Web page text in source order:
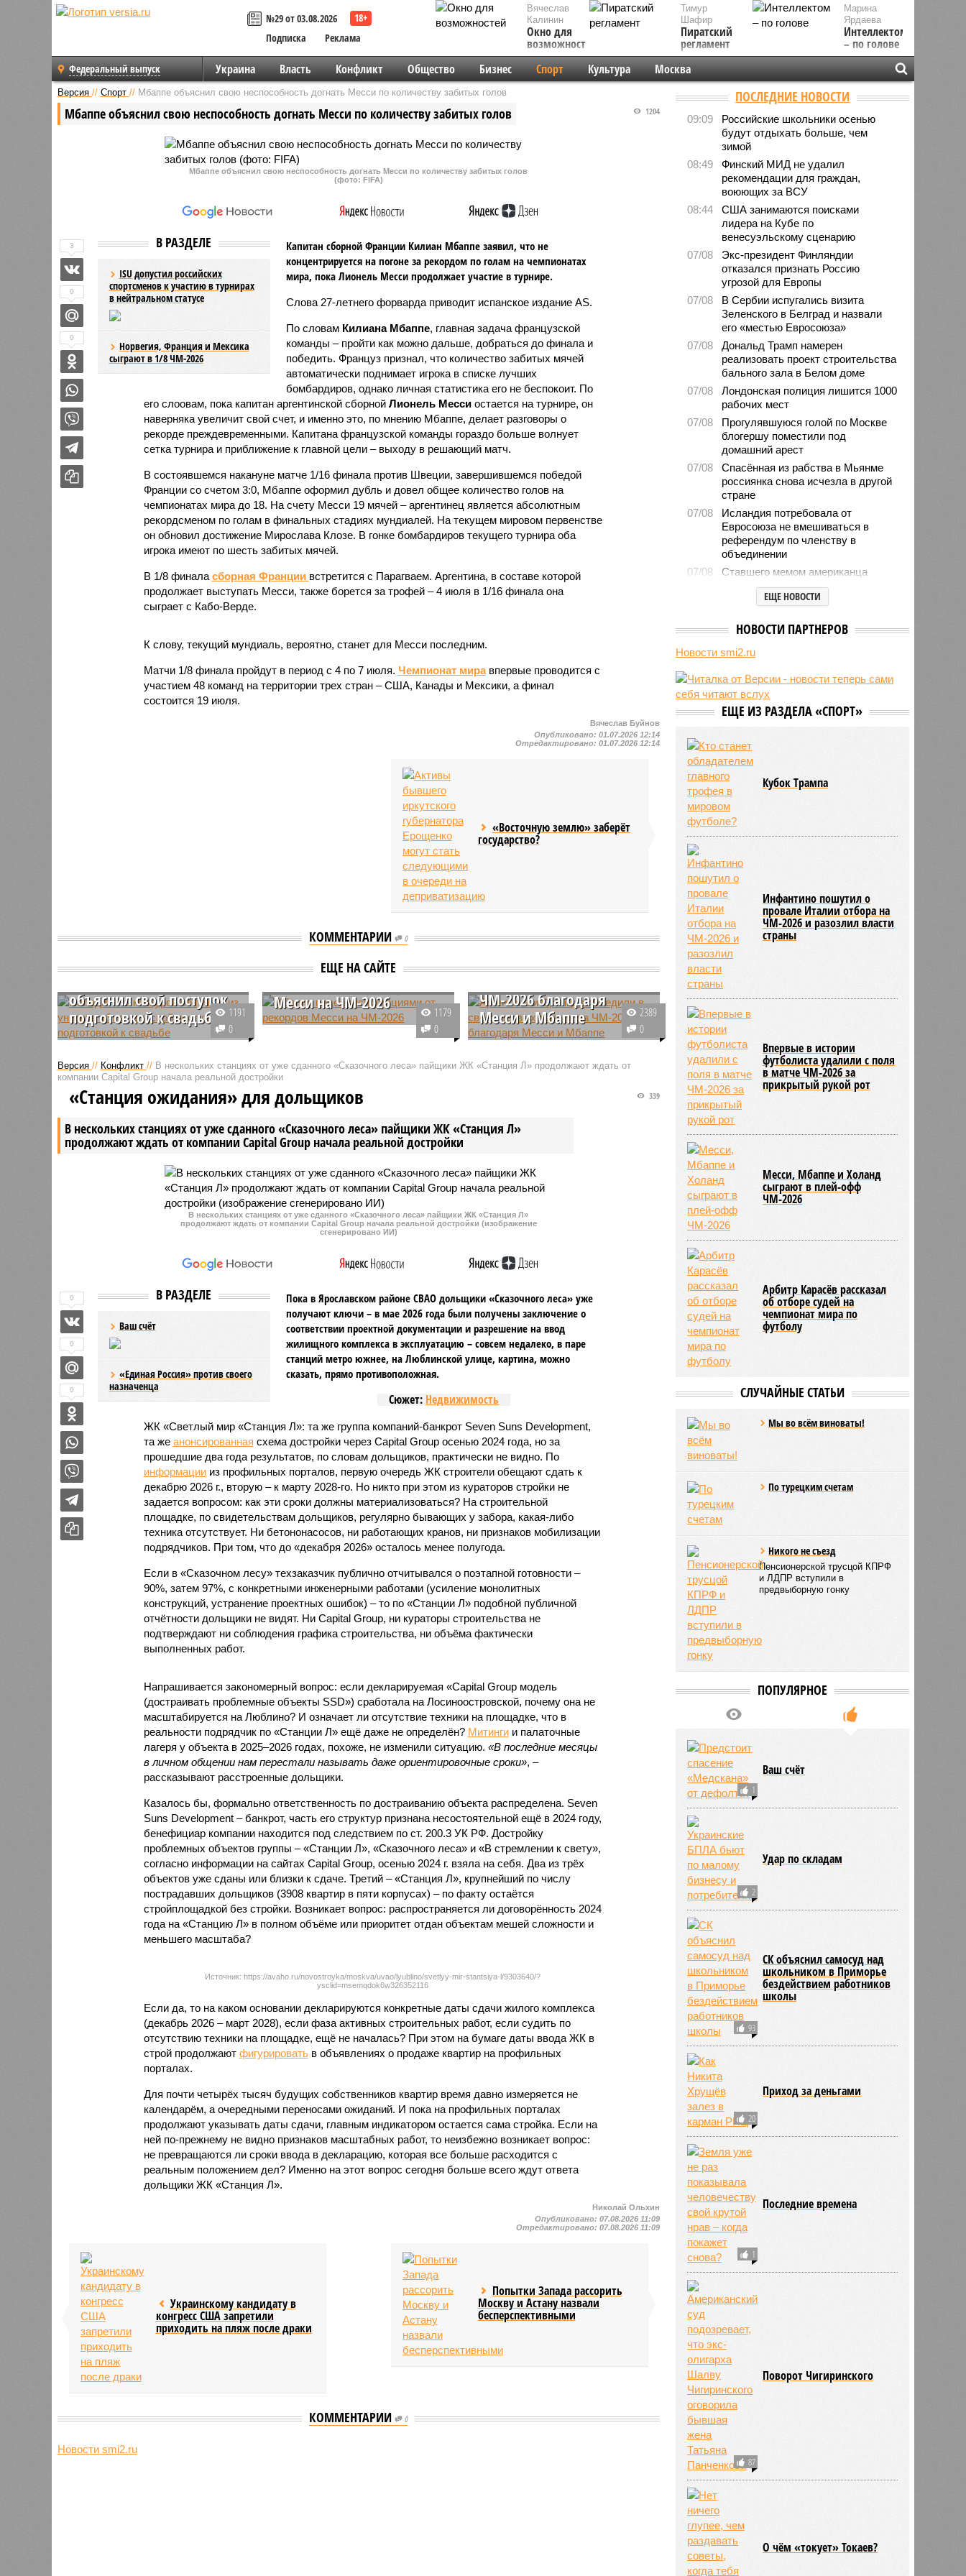
№29 от 03.08.2026
Подписка
Реклама
Вячеслав
Калинин
Окно для
возможностей
Марина
Ярдаева
Интеллектом
– по голове
Тимур
Шафир
Пиратский
регламент
Федеральный выпуск Украина Власть Конфликт Общество Бизнес Спорт Культура Москва
Версия // Спорт // Мбаппе объяснил свою неспособность догнать Месси по количеству забитых голов
Мбаппе объяснил свою неспособность догнать Месси по количеству забитых голов 1204
Мбаппе объяснил свою неспособность догнать Месси по количеству забитых голов
(фото: FIFA)
В РАЗДЕЛЕ
ISU допустил российских
спортсменов к участию в турнирах
в нейтральном статусе
Норвегия, Франция и Мексика
сыграют в 1/8 ЧМ-2026
Капитан сборной Франции Килиан Мбаппе заявил, что не
концентрируется на погоне за рекордом по голам на чемпионатах
мира, пока Лионель Месси продолжает участие в турнире.
Слова 27-летнего форварда приводит испанское издание AS.
По словам Килиана Мбаппе, главная задача французской
команды – пройти как можно дальше, добраться до финала и
победить. Француз признал, что количество забитых мячей
автоматически поднимает игрока в списке лучших
бомбардиров, однако личная статистика его не беспокоит. По
его слоовам, пока капитан аргентинской сборной Лионель Мессиостается на турнире, он
наверняка увеличит свой счет, и именно это, по мнению Мбаппе, делает разговоры о
рекорде преждевременными. Капитана французской команды гораздо больше волнует
сетка турнира и приближение к главной цели – выходу в решающий матч.
В состоявшемся накануне матче 1/16 финала против Швеции, завершившемся победой
Франции со счетом 3:0, Мбаппе оформил дубль и довел общее количество голов на
чемпионатах мира до 18. На счету Месси 19 мячей – аргентинец является абсолютным
рекордсменом по голам в финальных стадиях мундиалей. На текущем мировом первенстве
он обновил достижение Мирослава Клозе. В гонке бомбардиров текущего турнира оба
игрока имеют по шесть забитых мячей.
В 1/8 финала сборная Франции встретится с Парагваем. Аргентина, в составе которой
продолжает выступать Месси, также борется за трофей – 4 июля в 1/16 финала она
сыграет с Кабо-Верде.
К слову, текущий мундиаль, вероятно, станет для Месси последним.
Матчи 1/8 финала пройдут в период с 4 по 7 июля. Чемпионат миравпервые проводится с
участием 48 команд на территории трех стран – США, Канады и Мексики, а финал
состоится 19 июля.
3
0
0
Вячеслав Буйнов
Опубликовано:01.07.2026 12:14
Отредактировано:01.07.2026 12:14
«Восточную землю» заберёт
государство?
КОММЕНТАРИИ 0
ЕЩЕ НА САЙТЕ
Победитель конкурса по
объяснил свой поступок
подготовкой к свадьбе
Мужчина, одержавший победу в
унитазов, рассказал, какая
мотивация им двигала, а также
оценил необычные соревнования
1191
0
Мбаппе поделился
Месси на ЧМ-2026
Лучший бомбардир в истории
сборной Франции Килиан Мбаппе
на рекордах аргентинца Лионеля
направляет исключительно на
команды.
1179
0
Аргентина и Франция
победили в своих
ЧМ-2026 благодаря
Месси и Мбаппе
По итогам прошедшего тура
который проходит в США,
Аргентины одержали победу над
аргентинской команды Лионель
шести мировых первенствах.
2389
0
Версия // Конфликт // В нескольких станциях от уже сданного «Сказочного леса» пайщики ЖК «Станция Л» продолжают ждать от
компании Capital Group начала реальной достройки
В нескольких станциях от уже сданного «Сказочного леса» пайщики ЖК «Станция Л»
продолжают ждать от компании Capital Group начала реальной достройки
339
«Станция ожидания» для дольщиков
В нескольких станциях от уже сданного «Сказочного леса» пайщики ЖК «Станция Л»
продолжают ждать от компании Capital Group начала реальной достройки (изображение
сгенерировано ИИ)
В РАЗДЕЛЕ
Ваш счёт
«Единая Россия» против своего
назначенца
Пока в Ярославском районе СВАО дольщики «Сказочного леса» уже
получают ключи – в мае 2026 года были получены заключение о
соответствии проектной документации и разрешение на ввод
жилищного комплекса в эксплуатацию – совсем недалеко, в паре
станций метро южнее, на Люблинской улице, картина, можно
сказать, прямо противоположная.
Сюжет: Недвижимость
ЖК «Светлый мир «Станция Л»: та же группа компаний-банкрот Seven Suns Development,
та же анонсированная схема достройки через Capital Group осенью 2024 года, но за
прошедшие два года результатов, по словам дольщиков, практически не видно. По
информациииз профильных порталов, первую очередь ЖК строители обещают сдать к
декабрю 2026 г., вторую – к марту 2028-го. Но никто при этом из кураторов стройки не
задается вопросом: как эти сроки должны материализоваться? На строительной
площадке, по свидетельствам дольщиков, регулярно бывающих у забора, какая-либо
техника отсутствует. Ни бетононасосов, ни работающих кранов, ни признаков мобилизации
подрядчиков. При том, что до «декабря 2026» осталось менее полугода.
Если в «Сказочном лесу» техзаказчик публично отчитывался о поэтапной готовности –
90%, затем 97%, с конкретными инженерными работами (усиление монолитных
конструкций, устранение проектных ошибок) – то по «Станции Л» подобной публичной
отчётности дольщики не видят. Ни Capital Group, ни кураторы строительства не
подтверждают ни соблюдения графика строительства, ни объёма фактически
выполненных работ.
Напрашивается закономерный вопрос: если декларируемая «Capital Group модель
(достраивать проблемные объекты SSD») сработала на Лосиноостровской, почему она не
масштабируется на Люблино? И означает ли отсутствие техники на площадке, что в
реальности подрядчик по «Станции Л» ещё даже не определён? Митингии палаточные
лагеря у объекта в 2025–2026 годах, похоже, не изменили ситуацию. «В последние месяцы
в личном общении нам перестали называть даже ориентировочные сроки», –
рассказывают расстроенные дольщики.
Казалось бы, формально ответственность по достраиванию объекта распределена. Seven
Suns Development – банкрот, часть его структур признана несостоятельной ещё в 2024 году,
бенефициар компании находится под следствием по ст. 200.3 УК РФ. Достройку
проблемных объектов группы – «Станции Л», «Сказочного леса» и «В стремлении к свету»,
согласно информации на сайтах Capital Group, осенью 2024 г. взяла на себя. Два из трёх
объектов уже сданы или близки к сдаче. Третий – «Станция Л», крупнейший по числу
пострадавших дольщиков (3908 квартир в пяти корпусах) – по факту остаётся
стройплощадкой без стройки. Возникает вопрос: распространяется ли договорённость 2024
года на «Станцию Л» в полном объёме или приоритет отдан объектам мешей сложности и
меньшего масштаба?
Источник: https://avaho.ru/novostroyka/moskva/uvao/lyublino/svetlyy-mir-stantsiya-l/9303640/?
ysclid=msemqdok6w326352116
Если да, то на каком основании декларируются конкретные даты сдачи жилого комплекса
(декабрь 2026 – март 2028), если фаза активных строительных работ, если судить по
отсутствию техники на площадке, ещё не началась? При этом на бумаге даты ввода ЖК в
строй продолжают фигурироватьв объявлениях о продаже квартир на профильных
порталах.
Для почти четырёх тысяч будущих собственников квартир время давно измеряется не
календарём, а очередными переносами ожиданий. И пока на профильных порталах
продолжают указывать даты сдачи, главным индикатором остается сама стройка. Если на
ней по-прежнему не видно признаков масштабных работ, то неизбежно возникает вопрос:
не превращаются ли сроки ввода в декларацию, которая все больше расходится с
реальным положением дел? Именно на этот вопрос сегодня больше всего ждут ответа
дольщики ЖК «Станция Л».
0
0
0
Николай Ольхин
Опубликовано:07.08.2026 11:09
Отредактировано:07.08.2026 11:09
Украинскому кандидату в
конгресс США запретили
приходить на пляж после драки
Попытки Запада рассорить
Москву и Астану назвали
бесперспективными
КОММЕНТАРИИ 0
Новости smi2.ru
ПОСЛЕДНИЕ НОВОСТИ
09:09
Российские школьники осенью
будут отдыхать больше, чем
зимой
08:49
Финский МИД не удалил
рекомендации для граждан,
воюющих за ВСУ
08:44
США занимаются поисками
лидера на Кубе по
венесуэльскому сценарию
07/08
Экс-президент Финляндии
отказался признать Россию
угрозой для Европы
07/08
В Сербии испугались визита
Зеленского в Белград и назвали
его «местью Евросоюза»
07/08
Дональд Трамп намерен
реализовать проект строительства
бального зала в Белом доме
07/08
Лондонская полиция лишится 1000
рабочих мест
07/08
Прогулявшуюся голой по Москве
блогершу поместили под
домашний арест
07/08
Спасённая из рабства в Мьянме
россиянка снова исчезла в другой
стране
07/08
Исландия потребовала от
Евросоюза не вмешиваться в
референдум по членству в
объединении
07/08
Ставшего мемом американца
Уолкера вызвали в миграционную
наплыва мигрантов в Сеуту
07/08
Китай запускает еженедельный
через Севморпуть
07/08
Россия опередила по зарплатам
три страны ЕС
избы
ЕЩЕ НОВОСТИ
НОВОСТИ ПАРТНЕРОВ
Новости smi2.ru
ЕЩЕ ИЗ РАЗДЕЛА «СПОРТ»
Кубок Трампа
Инфантино пошутил о
провале Италии отбора на
ЧМ-2026 и разозлил власти
страны
Впервые в истории
футболиста удалили с поля
в матче ЧМ-2026 за
прикрытый рукой рот
Месси, Мбаппе и Холанд
сыграют в плей-офф
ЧМ-2026
Арбитр Карасёв рассказал
об отборе судей на
чемпионат мира по
футболу
СЛУЧАЙНЫЕ СТАТЬИ
Мы во всём виноваты!
По турецким счетам
Никого не съезд
Пенсионерской трусцой КПРФ
и ЛДПР вступили в
предвыборную гонку
ПОПУЛЯРНОЕ
1
Ваш счёт
2
Удар по складам
93
СК объяснил самосуд над
школьником в Приморье
бездействием работников
школы
20
Приход за деньгами
1
Последние времена
87
Поворот Чигиринского
О чём «токует» Токаев?